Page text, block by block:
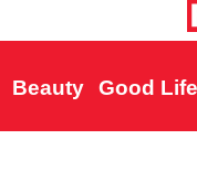
Beauty Good Life